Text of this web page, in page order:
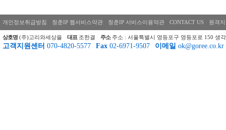
개인정보취급방침 청춘IP 웹서비스약관 청춘IP 서비스이용약관 CONTACT US 원격
상호명 (주)고리와세상을 대표 조한결 주소 주소 : 서울특별시 영등포구 영등포로 150 생
고객지원센터 070-4820-5577 Fax 02-6971-9507 이메일 ok@goree.co.kr